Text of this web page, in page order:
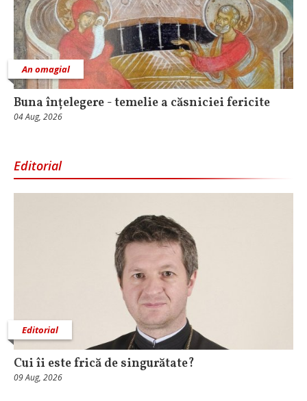
An omagial
Buna înțelegere - temelie a căsniciei fericite
04 Aug, 2026
Editorial
Editorial
Cui îi este frică de singurătate?
09 Aug, 2026